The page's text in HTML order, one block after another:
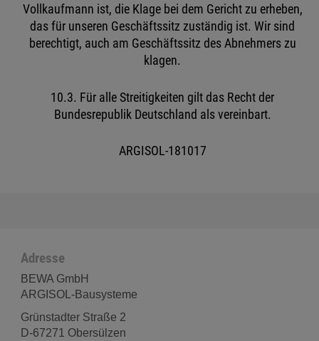
Vollkaufmann ist, die Klage bei dem Gericht zu erheben,
das für unseren Geschäftssitz zuständig ist. Wir sind
berechtigt, auch am Geschäftssitz des Abnehmers zu
klagen.
10.3. Für alle Streitigkeiten gilt das Recht der
Bundesrepublik Deutschland als vereinbart.
ARGISOL-181017
Adresse
BEWA GmbH
ARGISOL-Bausysteme
Grünstadter Straße 2
D-67271 Obersülzen